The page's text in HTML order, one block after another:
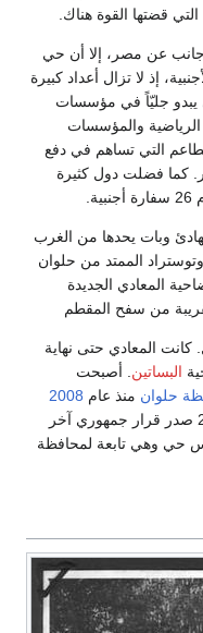
قضتها القوة هناك.
عن مصر، إلا أن حي
إذ لا تزال أعداد كبيرة
يبدو جليّاً في مؤسسات
الرياضية والمؤسسات
التي تساهم في دفع
كما فضلت دول كثيرة
وبات يحدها من الغرب
الممتد من حلوان
المعادي الجديدة
من سفح المقطم
كانت المعادي حتى نهاية
البساتين . أصبحت
حلوان منذ عام 2008
طبقا لقرار جمهوري، ولكن في العام 2011 صدر قرار جمهوري آخر
حي وهي تابعة لمحافظة